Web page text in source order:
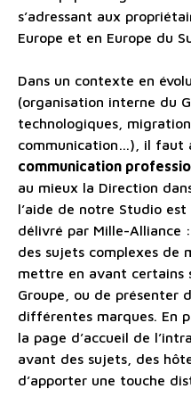
s’adressant aux
Europe et en Europe du
Dans un contexte en
(organisation interne du
technologiques,
communication…), il faut
communication
au mieux la Direction
l’aide de notre Studio
délivré par Mille-Alliance
des sujets complexes de
mettre en avant certains
Groupe, ou de présenter
différentes marques. En
la page d’accueil de
avant des sujets, des
d’apporter une touche